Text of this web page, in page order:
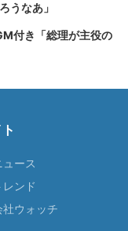
うなあ」
付き「総理が主役の
ース
ンド
ウォッチ